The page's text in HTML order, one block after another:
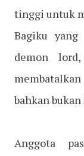
tinggi untuk
Bagiku yang
demon
bahkan
Anggota